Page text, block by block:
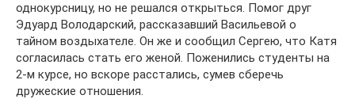
однокурсницу, но не решался открыться. Помог друг
Эдуард Володарский, рассказавший Васильевой о
тайном воздыхателе. Он же и сообщил Сергею, что Катя
согласилась стать его женой. Поженились студенты на
2-м курсе, но вскоре расстались, сумев сберечь
дружеские отношения.